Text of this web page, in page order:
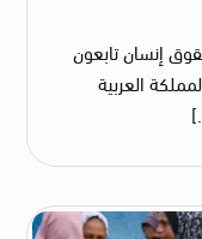
إنسان تابعون
العربية